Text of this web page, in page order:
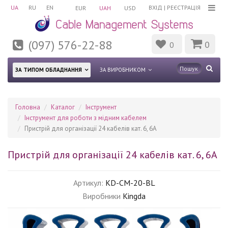
UA RU EN ВХІД | РЕЄСТРАЦІЯ
EUR UAH USD
(097) 576-22-88 0 0
ЗА ТИПОМ ОБЛАДНАННЯ ЗА ВИРОБНИКОМ
Головна Каталог
Інструмент
Інструмент для роботи з мідним кабелем
Пристрій для організації 24 кабелів кат. 6, 6А
Пристрій для організації 24 кабелів кат. 6, 6А
Артикул: KD-CM-20-BL
Виробники Kingda